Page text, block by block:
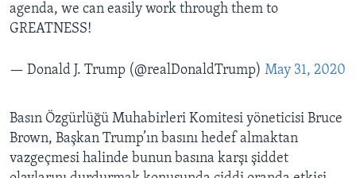
agenda, we can easily work through them to
GREATNESS!
— Donald J. Trump (@realDonaldTrump) May 31, 2020
Basın Özgürlüğü Muhabirleri Komitesi yöneticisi Bruce
Brown, Başkan Trump’ın basını hedef almaktan
vazgeçmesi halinde bunun basına karşı şiddet